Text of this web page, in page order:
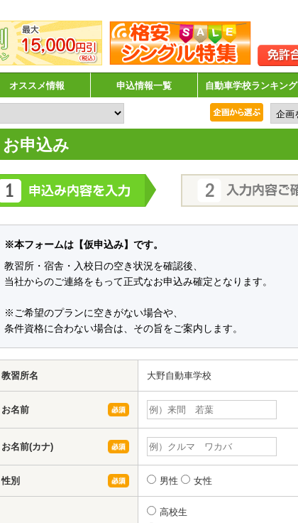
オススメ情報 申込情報一覧 自動車学校ランキング
お申込み
※本フォームは【仮申込み】です。
教習所・宿舎・入校日の空き状況を確認後、
当社からのご連絡をもって正式なお申込み確定となります。
※ご希望のプランに空きがない場合や、
条件資格に合わない場合は、その旨をご案内します。
教習所名 大野自動車学校
お名前
お名前(カナ)
性別 男性 女性
高校生